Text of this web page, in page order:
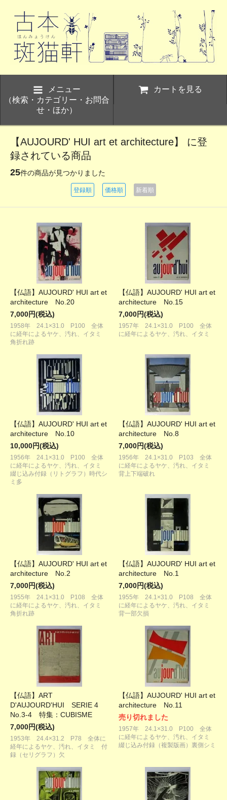
メニュー
（検索・カテゴリー・お問合
せ・ほか）
カートを見る
【AUJOURD' HUI art et architecture】 に登
録されている商品
25件の商品が見つかりました
登録順 価格順 新着順
【仏語】AUJOURD' HUI art et
architecture No.20
7,000円(税込)
1958年 24.1×31.0 P100 全体
に経年によるヤケ、汚れ、イタミ
角折れ跡
【仏語】AUJOURD' HUI art et
architecture No.15
7,000円(税込)
1957年 24.1×31.0 P100 全体
に経年によるヤケ、汚れ、イタミ
【仏語】AUJOURD' HUI art et
architecture No.10
10,000円(税込)
1956年 24.1×31.0 P100 全体
に経年によるヤケ、汚れ、イタミ
綴じ込み付録（リトグラフ）時代シ
ミ多
【仏語】AUJOURD' HUI art et
architecture No.8
7,000円(税込)
1956年 24.1×31.0 P103 全体
に経年によるヤケ、汚れ、イタミ
背上下端破れ
【仏語】AUJOURD' HUI art et
architecture No.2
7,000円(税込)
1955年 24.1×31.0 P108 全体
に経年によるヤケ、汚れ、イタミ
角折れ跡
【仏語】AUJOURD' HUI art et
architecture No.1
7,000円(税込)
1955年 24.1×31.0 P108 全体
に経年によるヤケ、汚れ、イタミ
背一部欠損
【仏語】ART
D'AUJOURD'HUI SERIE 4
No.3-4 特集：CUBISME
7,000円(税込)
1953年 24.4×31.2 P78 全体に
経年によるヤケ、汚れ、イタミ 付
録（セリグラフ）欠
【仏語】AUJOURD' HUI art et
architecture No.11
売り切れました
1957年 24.1×31.0 P100 全体
に経年によるヤケ、汚れ、イタミ
綴じ込み付録（複製版画）裏側シミ